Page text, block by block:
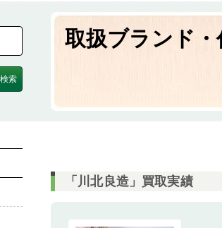
取扱ブランド・
「川北良造」買取実績